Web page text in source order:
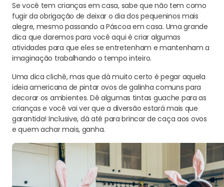
Se você tem crianças em casa, sabe que não tem como
fugir da obrigação de deixar o dia dos pequeninos mais
alegre, mesmo passando a Páscoa em casa. Uma grande
dica que daremos para você aqui é criar algumas
atividades para que eles se entretenham e mantenham a
imaginação trabalhando o tempo inteiro.
Uma dica clichê, mas que dá muito certo é pegar aquela
ideia americana de pintar ovos de galinha comuns para
decorar os ambientes. Dê algumas tintas guache para as
crianças e você vai ver que a diversão estará mais que
garantida! Inclusive, dá até para brincar de caça aos ovos
e quem achar mais, ganha.